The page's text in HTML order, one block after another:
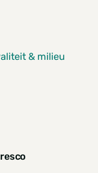
& milieu